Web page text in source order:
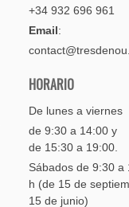
+34 932 696 961
Email:
HORARIO
De lunes a viernes
de 9:30 a 14:00 y
de 15:30 a 19:00.
Sábados de 9:30 a
h (de 15 de
15 de junio)